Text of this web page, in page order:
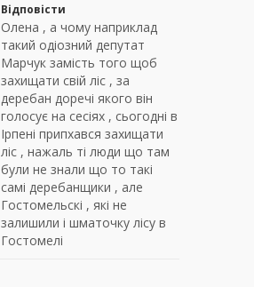
Відповісти
Олена , а чому наприклад
такий одiозний депутат
Марчук замiсть того щоб
захищати свiй лic , за
деребан доречi якого він
голосує на сесiях , сьогоднi в
Iрпені припхався захищати
ліс , нажаль ті люди що там
були не знали що то такі
самі деребанщики , але
Гостомельскі , які не
залишили і шматочку лісу в
Гостомелі